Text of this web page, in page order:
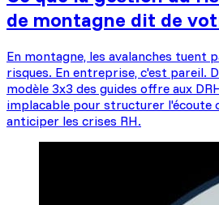
de montagne dit de
En montagne, les avalanches tuent
risques. En entreprise, c'est pareil.
modèle 3x3 des guides offre aux
implacable pour structurer l'écoute
anticiper les crises RH.